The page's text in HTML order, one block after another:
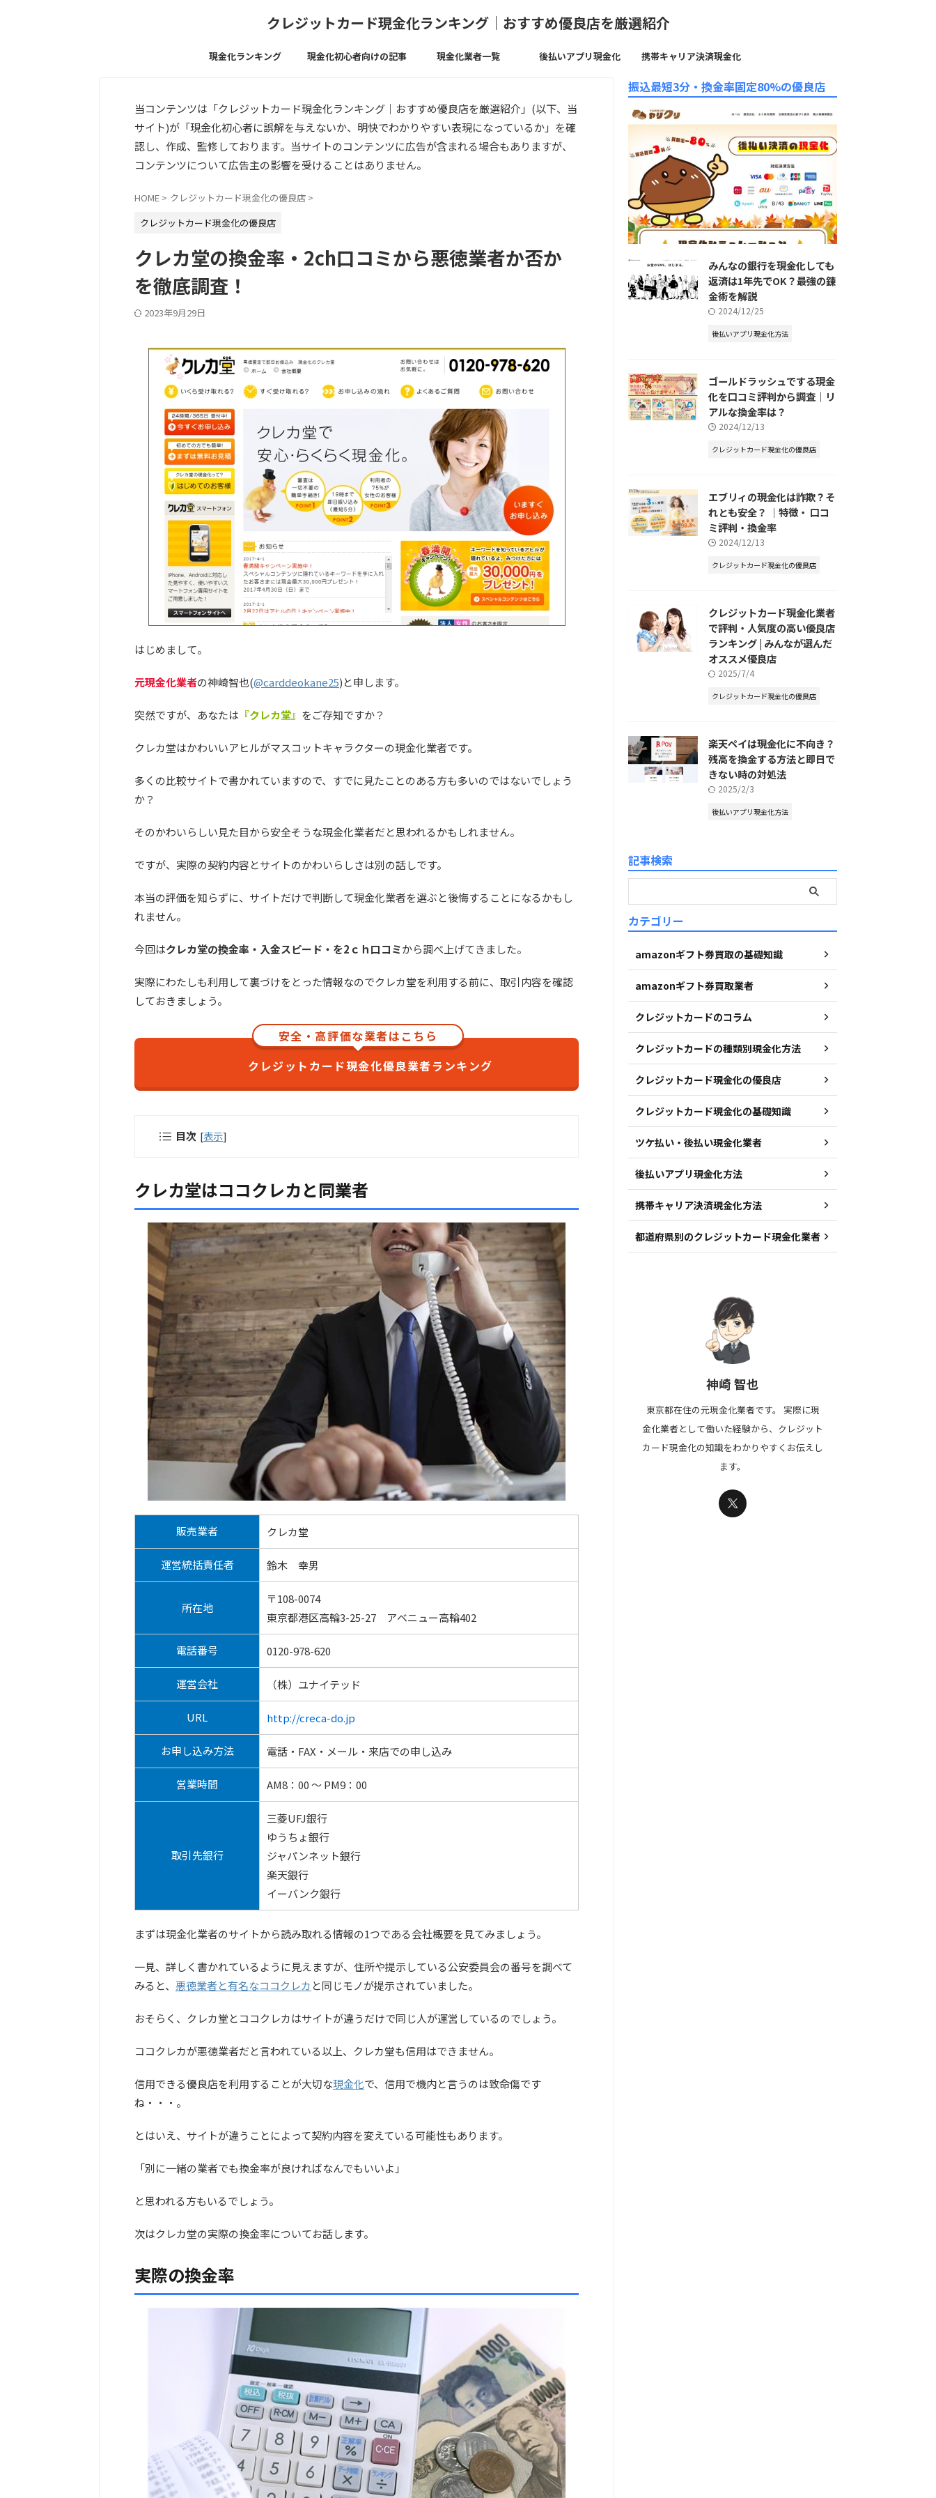
クレジットカード現金化ランキング｜おすすめ優良店を厳選紹介
現金化ランキング 現金化初心者向けの記事 現金化業者一覧 後払いアプリ現金化 携帯キャリア決済現金化
当コンテンツは「クレジットカード現金化ランキング｜おすすめ優良店を厳選紹介」(以下、当
サイト)が「現金化初心者に誤解を与えないか、明快でわかりやすい表現になっているか」を確
認し、作成、監修しております。当サイトのコンテンツに広告が含まれる場合もありますが、
コンテンツについて広告主の影響を受けることはありません。
HOME > クレジットカード現金化の優良店 >
クレジットカード現金化の優良店
クレカ堂の換金率・2ch口コミから悪徳業者か否か
を徹底調査！
2023年9月29日
はじめまして。
元現金化業者の神崎智也(@carddeokane25)と申します。
突然ですが、あなたは 『クレカ堂』 をご存知ですか？
クレカ堂はかわいいアヒルがマスコットキャラクターの現金化業者です。
多くの比較サイトで書かれていますので、すでに見たことのある方も多いのではないでしょう
か？
そのかわいらしい見た目から安全そうな現金化業者だと思われるかもしれません。
ですが、実際の契約内容とサイトのかわいらしさは別の話しです。
本当の評価を知らずに、サイトだけで判断して現金化業者を選ぶと後悔することになるかもし
れません。
今回はクレカ堂の換金率・入金スピード・を2ｃｈ口コミから調べ上げてきました。
実際にわたしも利用して裏づけをとった情報なのでクレカ堂を利用する前に、取引内容を確認
しておきましょう。
安全・高評価な業者はこちら
クレジットカード現金化優良業者ランキング
目次 [表示]
クレカ堂はココクレカと同業者
販売業者 クレカ堂
運営統括責任者 鈴木 幸男
所在地
〒108-0074
東京都港区高輪3-25-27 アベニュー高輪402
電話番号 0120-978-620
運営会社 （株）ユナイテッド
URL http://creca-do.jp
お申し込み方法 電話・FAX・メール・来店での申し込み
営業時間 AM8：00 ～ PM9：00
取引先銀行
三菱UFJ銀行
ゆうちょ銀行
ジャパンネット銀行
楽天銀行
イーバンク銀行
まずは現金化業者のサイトから読み取れる情報の1つである会社概要を見てみましょう。
一見、詳しく書かれているように見えますが、住所や提示している公安委員会の番号を調べて
みると、 悪徳業者と有名なココクレカ と同じモノが提示されていました。
おそらく、クレカ堂とココクレカはサイトが違うだけで同じ人が運営しているのでしょう。
ココクレカが悪徳業者だと言われている以上、クレカ堂も信用はできません。
信用できる優良店を利用することが大切な現金化で、信用で機内と言うのは致命傷です
ね・・・。
とはいえ、サイトが違うことによって契約内容を変えている可能性もあります。
「別に一緒の業者でも換金率が良ければなんでもいいよ」
と思われる方もいるでしょう。
次はクレカ堂の実際の換金率についてお話します。
実際の換金率
振込最短3分・換金率固定80%の優良店
みんなの銀行を現金化しても
返済は1年先でOK？最強の錬
金術を解説
2024/12/25
後払いアプリ現金化方法
ゴールドラッシュでする現金
化を口コミ評判から調査｜リ
アルな換金率は？
2024/12/13
クレジットカード現金化の優良店
エブリィの現金化は詐欺？そ
れとも安全？ ｜特徴・ 口コ
ミ評判・換金率
2024/12/13
クレジットカード現金化の優良店
クレジットカード現金化業者
で評判・人気度の高い優良店
ランキング | みんなが選んだ
オススメ優良店
2025/7/4
クレジットカード現金化の優良店
楽天ペイは現金化に不向き？
残高を換金する方法と即日で
きない時の対処法
2025/2/3
後払いアプリ現金化方法
記事検索
カテゴリー
amazonギフト券買取の基礎知識
amazonギフト券買取業者
クレジットカードのコラム
クレジットカードの種類別現金化方法
クレジットカード現金化の優良店
クレジットカード現金化の基礎知識
ツケ払い・後払い現金化業者
後払いアプリ現金化方法
携帯キャリア決済現金化方法
都道府県別のクレジットカード現金化業者
神崎 智也
東京都在住の元現金化業者です。 実際に現
金化業者として働いた経験から、クレジット
カード現金化の知識をわかりやすくお伝えし
ます。